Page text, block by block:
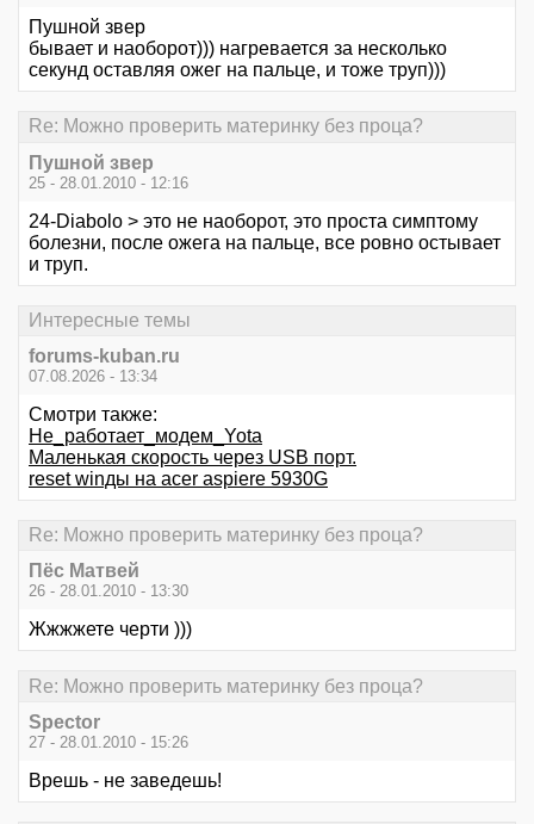
Пушной звер
бывает и наоборот))) нагревается за несколько
секунд оставляя ожег на пальце, и тоже труп)))
Re: Можно проверить материнку без проца?
Пушной звер
25 - 28.01.2010 - 12:16
24-Diabolo > это не наоборот, это проста симптому
болезни, после ожега на пальце, все ровно остывает
и труп.
Интересные темы
forums-kuban.ru
07.08.2026 - 13:34
Смотри также:
Не_работает_модем_Yota
Маленькая скорость через USB порт.
reset winды на acer aspiere 5930G
Re: Можно проверить материнку без проца?
Пёс Матвей
26 - 28.01.2010 - 13:30
Жжжжете черти )))
Re: Можно проверить материнку без проца?
Spector
27 - 28.01.2010 - 15:26
Врешь - не заведешь!